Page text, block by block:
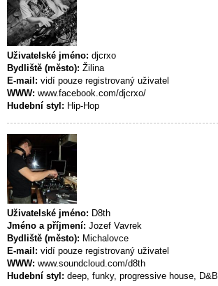
Uživatelské jméno: djcrxo
Bydliště (město): Žilina
E-mail: vidí pouze registrovaný uživatel
WWW: www.facebook.com/djcrxo/
Hudební styl: Hip-Hop
Uživatelské jméno: D8th
Jméno a příjmení: Jozef Vavrek
Bydliště (město): Michalovce
E-mail: vidí pouze registrovaný uživatel
WWW: www.soundcloud.com/d8th
Hudební styl: deep, funky, progressive house, D&B